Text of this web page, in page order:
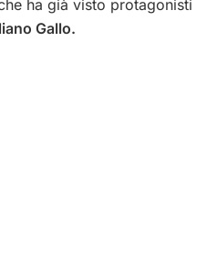
ha già visto protagonisti
Gallo.